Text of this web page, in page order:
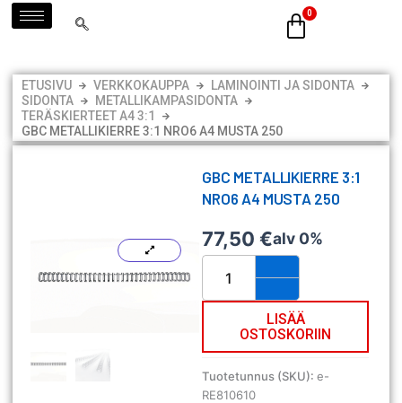
Siirry
sisältöön
ETUSIVU VERKKOKAUPPA
LAMINOINTI JA SIDONTA
SIDONTA
METALLIKAMPASIDONTA
TERÄSKIERTEET A4 3:1
GBC METALLIKIERRE 3:1 NRO6 A4 MUSTA 250
GBC METALLIKIERRE 3:1
NRO6 A4 MUSTA 250
77,50€alv 0%
GBC
metallikierre
3:1
musta
250
määrä
LISÄÄ
OSTOSKORIIN
Tuotetunnus (SKU):e-
RE810610